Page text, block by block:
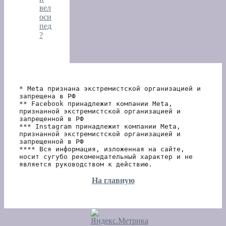
вел
оси
пед
?
* Meta признана экстремистской организацией и
запрещена в РФ
** Facebook принадлежит компании Meta,
признанной экстремистской организацией и
запрещенной в РФ
*** Instagram принадлежит компании Meta,
признанной экстремистской организацией и
запрещенной в РФ
**** Вся информация, изложенная на сайте,
носит сугубо рекомендательный характер и не
является руководством к действию.
На главную